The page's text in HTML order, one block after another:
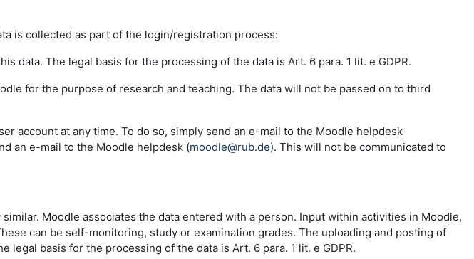
is collected as part of the login/registration process:
The legal basis for the processing of the data is Art. 6 para. 1 lit. e GDPR.
for the purpose of research and teaching. The data will not be passed on to third
account at any time. To do so, simply send an e-mail to the Moodle helpdesk
an e-mail to the Moodle helpdesk (moodle@rub.de). This will not be communicated to
Moodle associates the data entered with a person. Input within activities in Moodle,
can be self-monitoring, study or examination grades. The uploading and posting of
basis for the processing of the data is Art. 6 para. 1 lit. e GDPR.